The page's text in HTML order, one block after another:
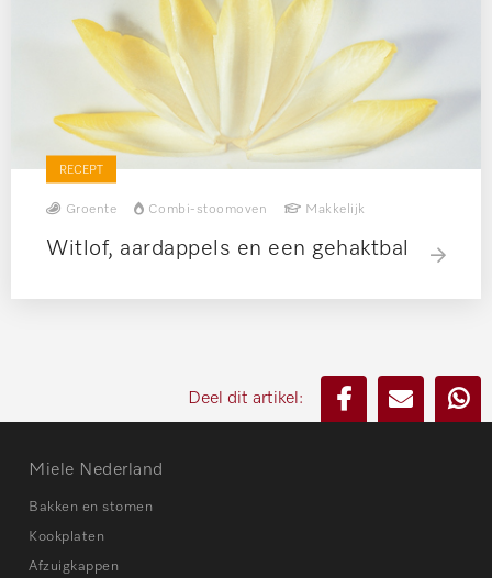
RECEPT
Groente Combi-stoomoven Makkelijk
Witlof, aardappels en een gehaktbal
Deel dit artikel:
Miele Nederland
Bakken en stomen
Kookplaten
Afzuigkappen